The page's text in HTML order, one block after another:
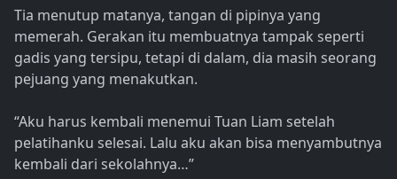
Tia menutup matanya, tangan di pipinya yang
memerah. Gerakan itu membuatnya tampak seperti
gadis yang tersipu, tetapi di dalam, dia masih seorang
pejuang yang menakutkan.
“Aku harus kembali menemui Tuan Liam setelah
pelatihanku selesai. Lalu aku akan bisa menyambutnya
kembali dari sekolahnya…”